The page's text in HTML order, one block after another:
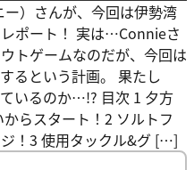
）さんが、今回は伊勢湾
ポート！ 実は…Connieさ
トゲームなのだが、今回は
るという計画。 果たし
いるのか…!? 目次 1 夕方
らスタート！2 ソルトフ
！3 使用タックル&グ […]